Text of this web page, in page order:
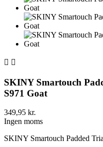
 
SKINY Smartouch
S971 Goat
349,95 kr.
Ingen moms
SKINY Smartouch Padded